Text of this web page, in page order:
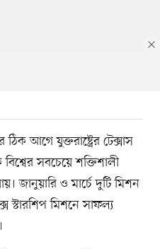
আগে যুক্তরাষ্ট্রের টেক্সাস
সবচেয়ে শক্তিশালী
জানুয়ারি ও মার্চে দুটি মিশন
স্টারশিপ মিশনে সাফল্য